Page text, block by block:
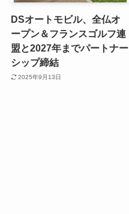
DSオートモビル、全仏オ
ープン＆フランスゴルフ連
盟と2027年までパートナー
シップ締結
2025年9月13日